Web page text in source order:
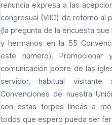
renuncia expresa a las
congresual (VIIC) de retorno al
(la pregunta de la encuesta
y hermanos en la 55
este número).
comunicación pobre de las
servidor, habitual
Convenciones de nuestra
con estas torpes líneas a
todos que espero pueda ser